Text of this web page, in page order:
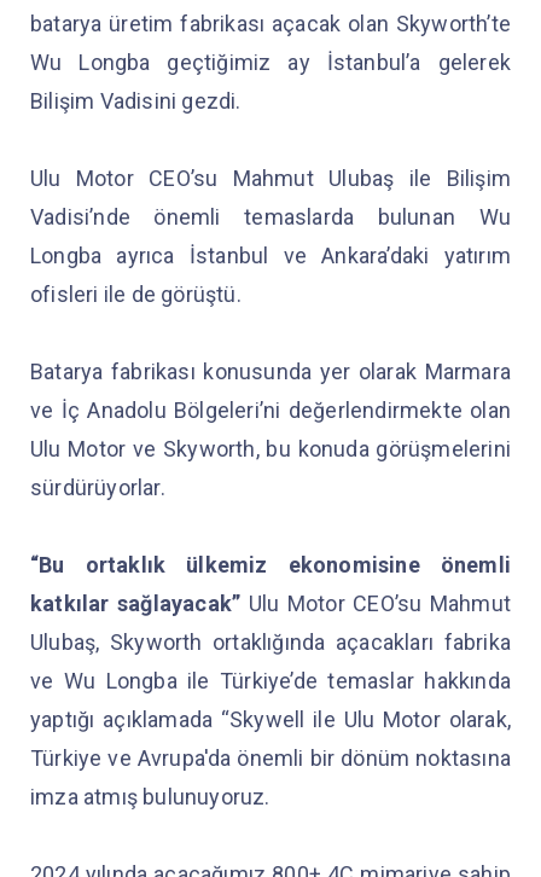
batarya üretim fabrikası açacak olan Skyworth’te
Wu Longba geçtiğimiz ay İstanbul’a gelerek
Bilişim Vadisini gezdi.
Ulu Motor CEO’su Mahmut Ulubaş ile Bilişim
Vadisi’nde önemli temaslarda bulunan Wu
Longba ayrıca İstanbul ve Ankara’daki yatırım
ofisleri ile de görüştü.
Batarya fabrikası konusunda yer olarak Marmara
ve İç Anadolu Bölgeleri’ni değerlendirmekte olan
Ulu Motor ve Skyworth, bu konuda görüşmelerini
sürdürüyorlar.
“Bu ortaklık ülkemiz ekonomisine önemli
katkılar sağlayacak” Ulu Motor CEO’su Mahmut
Ulubaş, Skyworth ortaklığında açacakları fabrika
ve Wu Longba ile Türkiye’de temaslar hakkında
yaptığı açıklamada “Skywell ile Ulu Motor olarak,
Türkiye ve Avrupa'da önemli bir dönüm noktasına
imza atmış bulunuyoruz.